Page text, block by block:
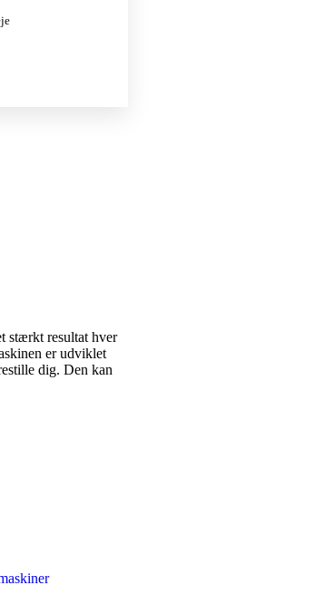
stærkt resultat hver
er udviklet
dig. Den kan